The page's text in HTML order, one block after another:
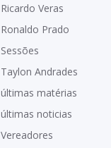
Ricardo Veras
Ronaldo Prado
Sessões
Taylon Andrades
últimas matérias
últimas noticias
Vereadores